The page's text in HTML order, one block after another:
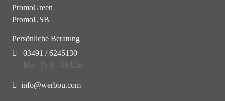
PromoGreen
PromoUSB
Persönliche Beratung
03491 / 6245130
Mo - Fr 8 - 16 Uhr
info@werbou.com